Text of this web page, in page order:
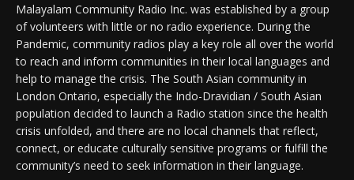
Malayalam Community Radio Inc. was established by a group
of volunteers with little or no radio experience. During the
Pandemic, community radios play a key role all over the world
to reach and inform communities in their local languages and
help to manage the crisis. The South Asian community in
London Ontario, especially the Indo-Dravidian / South Asian
population decided to launch a Radio station since the health
crisis unfolded, and there are no local channels that reflect,
connect, or educate culturally sensitive programs or fulfill the
community’s need to seek information in their language.